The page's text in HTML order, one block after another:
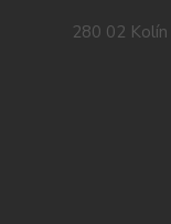
280 02 Kolín